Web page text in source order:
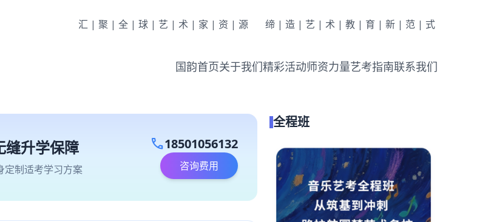
汇|聚|全|球|艺|术|家|资|源 缔|造|艺|术|教|育|新|范|式
国韵首页关于我们精彩活动师资力量艺考指南联系我们
缝升学保障
定制适考学习方案
call18501056132
咨询费用
全程班